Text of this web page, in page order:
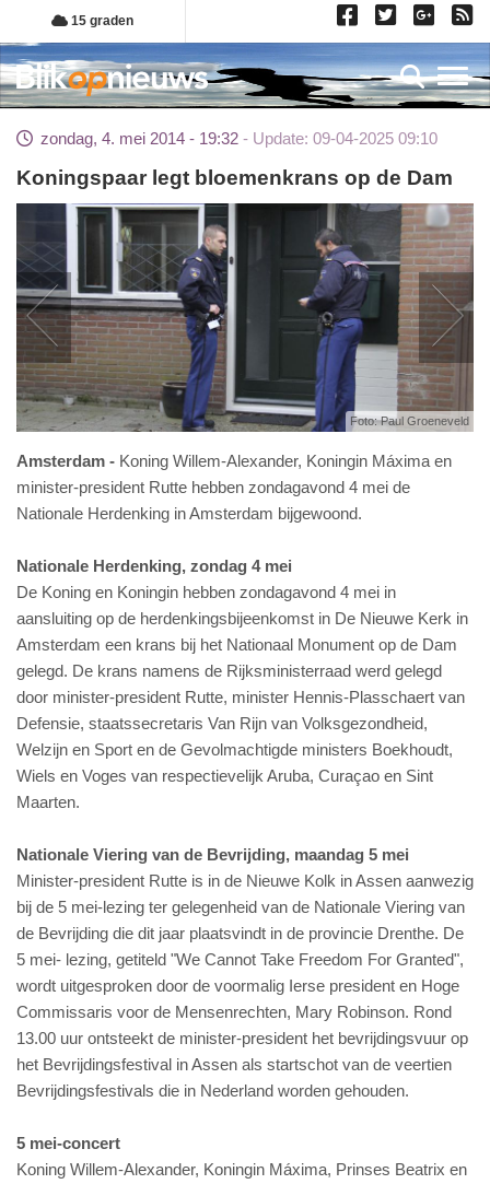
Overslaan
en
naar
de
gaan
15 graden
zondag, 4. mei 2014 - 19:32 Update: 09-04-2025 09:10
Koningspaar legt bloemenkrans op de Dam
Foto: Paul Groeneveld
Amsterdam
Koning Willem-Alexander, Koningin Máxima en
minister-president Rutte hebben zondagavond 4 mei de
Nationale Herdenking in Amsterdam bijgewoond.
Nationale Herdenking, zondag 4 mei
De Koning en Koningin hebben zondagavond 4 mei in
aansluiting op de herdenkingsbijeenkomst in De Nieuwe Kerk in
Amsterdam een krans bij het Nationaal Monument op de Dam
gelegd. De krans namens de Rijksministerraad werd gelegd
door minister-president Rutte, minister Hennis-Plasschaert van
Defensie, staatssecretaris Van Rijn van Volksgezondheid,
Welzijn en Sport en de Gevolmachtigde ministers Boekhoudt,
Wiels en Voges van respectievelijk Aruba, Curaçao en Sint
Maarten.
Nationale Viering van de Bevrijding, maandag 5 mei
Minister-president Rutte is in de Nieuwe Kolk in Assen aanwezig
bij de 5 mei-lezing ter gelegenheid van de Nationale Viering van
de Bevrijding die dit jaar plaatsvindt in de provincie Drenthe. De
5 mei- lezing, getiteld "We Cannot Take Freedom For Granted",
wordt uitgesproken door de voormalig Ierse president en Hoge
Commissaris voor de Mensenrechten, Mary Robinson. Rond
13.00 uur ontsteekt de minister-president het bevrijdingsvuur op
het Bevrijdingsfestival in Assen als startschot van de veertien
Bevrijdingsfestivals die in Nederland worden gehouden.
5 mei-concert
Koning Willem-Alexander, Koningin Máxima, Prinses Beatrix en